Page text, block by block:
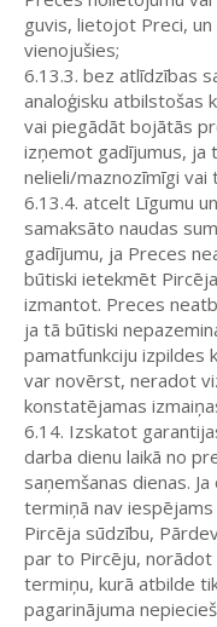
guvis, lietojot Preci,
vienojušies;
6.13.3. bez atlīdzības
analoģisku atbilstošas
vai piegādāt bojātās
izņemot gadījumus, ja
nelieli/maznozīmīgi vai
6.13.4. atcelt Līgumu
samaksāto naudas
gadījumu, ja Preces
būtiski ietekmēt
izmantot. Preces
ja tā būtiski
pamatfunkciju izpildes
var novērst, neradot
konstatējamas
6.14. Izskatot
darba dienu laikā no
saņemšanas dienas.
termiņā nav
Pircēja sūdzību,
par to Pircēju, norādot
termiņu, kurā atbilde
pagarinājuma